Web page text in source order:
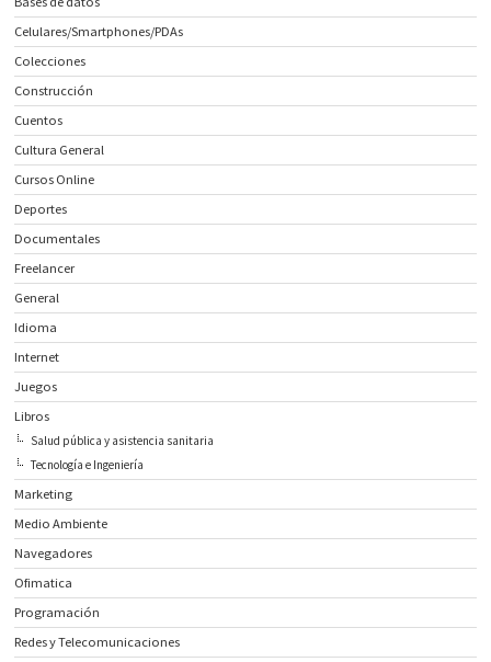
Celulares/Smartphones/PDAs
Colecciones
Construcción
Cuentos
Cultura General
Cursos Online
Deportes
Documentales
Freelancer
General
Idioma
Internet
Juegos
Libros
Salud pública y asistencia sanitaria
Tecnología e Ingeniería
Marketing
Medio Ambiente
Navegadores
Ofimatica
Programación
Redes y Telecomunicaciones